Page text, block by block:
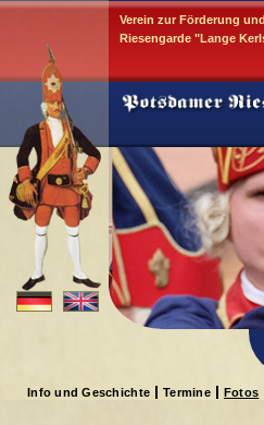
Verein zur Förderung
Riesengarde "Lange
Info und Geschichte Termine Fotos